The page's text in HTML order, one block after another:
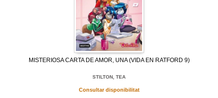
MISTERIOSA CARTA DE AMOR, UNA (VIDA EN RATFORD 9)
STILTON, TEA
Consultar disponibilitat